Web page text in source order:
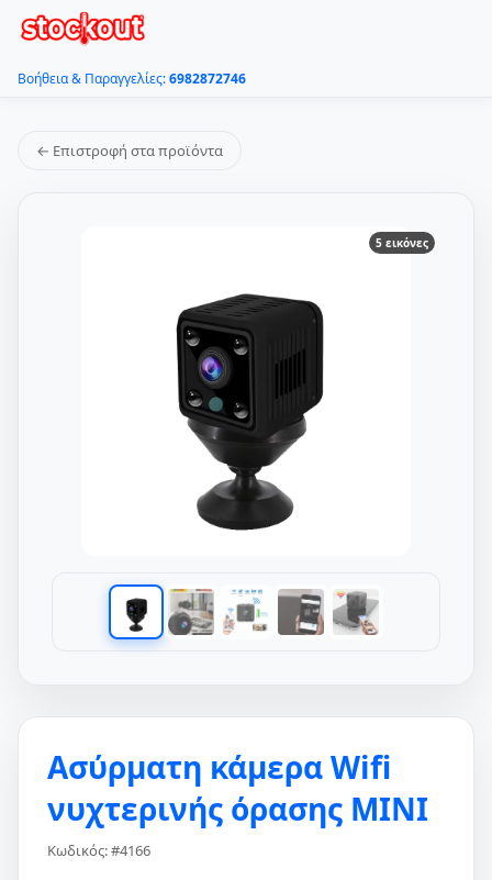
Βοήθεια & Παραγγελίες:6982872746
← Επιστροφή στα προϊόντα
5 εικόνες
Ασύρματη κάμερα Wifi
νυχτερινής όρασης MINI
Κωδικός: #4166